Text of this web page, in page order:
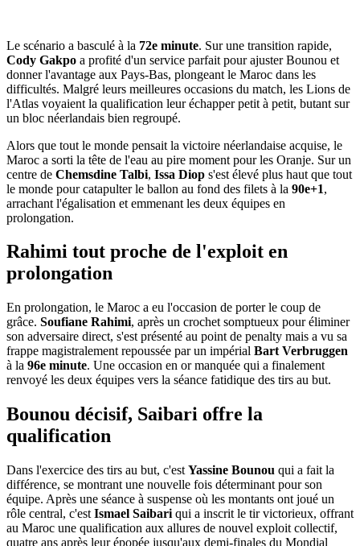
Le scénario a basculé à la 72e minute. Sur une transition rapide,
Cody Gakpo a profité d'un service parfait pour ajuster Bounou et
donner l'avantage aux Pays-Bas, plongeant le Maroc dans les
difficultés. Malgré leurs meilleures occasions du match, les Lions de
l'Atlas voyaient la qualification leur échapper petit à petit, butant sur
un bloc néerlandais bien regroupé.
Alors que tout le monde pensait la victoire néerlandaise acquise, le
Maroc a sorti la tête de l'eau au pire moment pour les Oranje. Sur un
centre de Chemsdine Talbi, Issa Diop s'est élevé plus haut que tout
le monde pour catapulter le ballon au fond des filets à la 90e+1,
arrachant l'égalisation et emmenant les deux équipes en
prolongation.
Rahimi tout proche de l'exploit en
prolongation
En prolongation, le Maroc a eu l'occasion de porter le coup de
grâce. Soufiane Rahimi, après un crochet somptueux pour éliminer
son adversaire direct, s'est présenté au point de penalty mais a vu sa
frappe magistralement repoussée par un impérial Bart Verbruggen
à la 96e minute. Une occasion en or manquée qui a finalement
renvoyé les deux équipes vers la séance fatidique des tirs au but.
Bounou décisif, Saibari offre la
qualification
Dans l'exercice des tirs au but, c'est Yassine Bounou qui a fait la
différence, se montrant une nouvelle fois déterminant pour son
équipe. Après une séance à suspense où les montants ont joué un
rôle central, c'est Ismael Saibari qui a inscrit le tir victorieux, offrant
au Maroc une qualification aux allures de nouvel exploit collectif,
quatre ans après leur épopée jusqu'aux demi-finales du Mondial